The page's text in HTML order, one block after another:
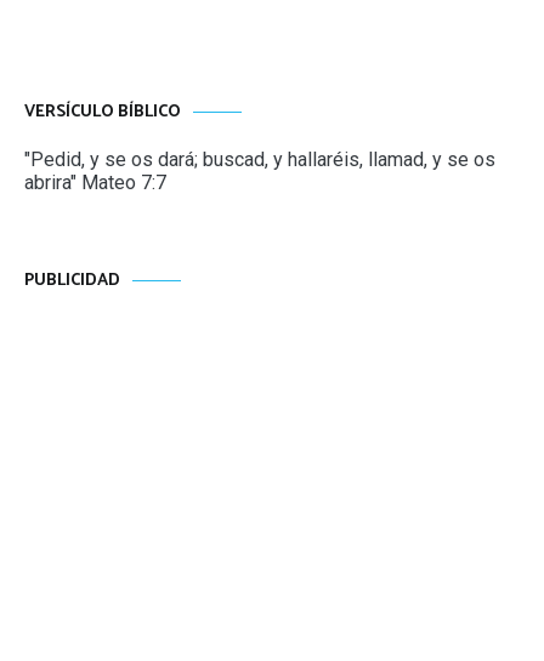
VERSÍCULO BÍBLICO
"Pedid, y se os dará; buscad, y hallaréis, llamad, y se os
abrira" Mateo 7:7
PUBLICIDAD